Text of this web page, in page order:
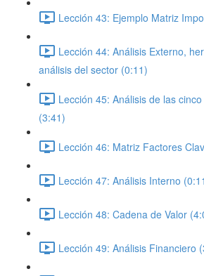
Lección 43: Ejemplo Matriz
Lección 44: Análisis Externo,
análisis del sector (0:11)
Lección 45: Análisis de las
(3:41)
Lección 46: Matriz Factores
Lección 47: Análisis Interno
Lección 48: Cadena de Valor
Lección 49: Análisis Financiero